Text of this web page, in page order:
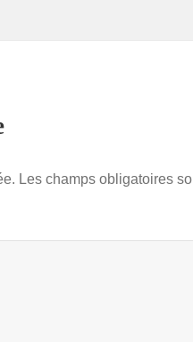
Les champs obligatoires